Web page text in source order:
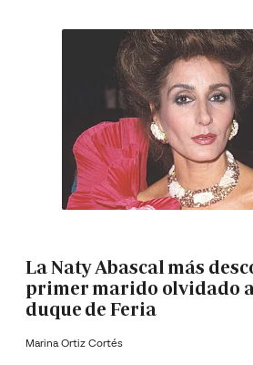
La Naty Abascal más
primer marido olvidado
duque de Feria
Marina Ortiz Cortés